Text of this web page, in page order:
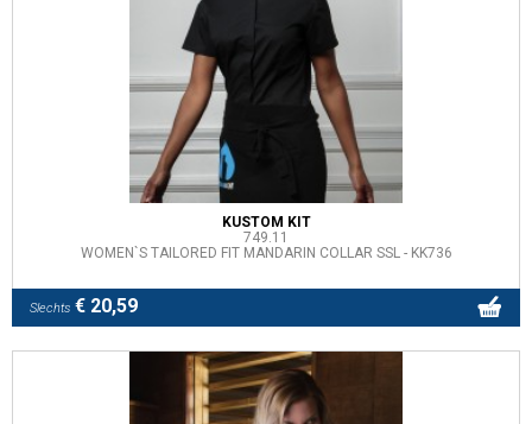
KUSTOM KIT
749.11
WOMEN`S TAILORED FIT MANDARIN COLLAR SSL - KK736
Slechts € 20,59